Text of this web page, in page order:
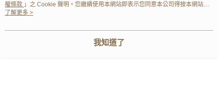
商品相關分類 (8) 查看全部
臥室系列｜床架、床墊、床頭、鏡台
權條款 」之 Cookie 聲明。您繼續使用本網站即表示您同意本公司得按本網站使
用條款之 Cookie 聲明使用 cookie。
了解更多 >
我知道了